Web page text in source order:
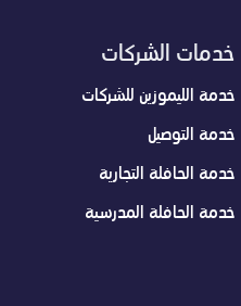
خدمات الشركات
خدمة الليموزين للشركات
خدمة التوصيل
خدمة الحافلة التجارية
خدمة الحافلة المدرسية